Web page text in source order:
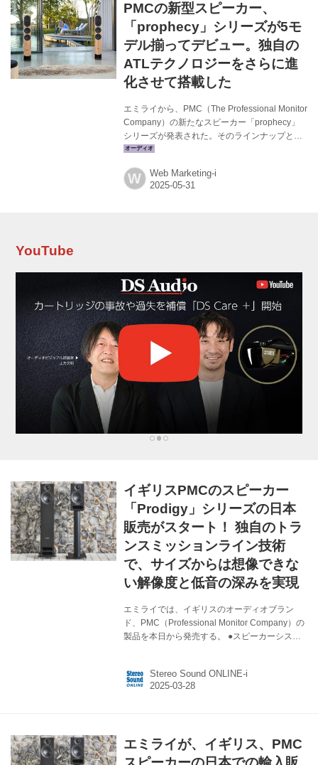
ア）税込 音楽の重要な音域を同軸構造の中高域
用リボンユニットがカバーすることで音色の統
一感と安定した音像定位を獲得し、ピエガ...
PMCの新型スピーカー、
「prophecy」シリーズが5モ
デル揃ってデビュー。独自の
ATLテクノロジーをさらに進
化させて搭載した
エミライから、PMC（The Professional Monitor
Company）の新たなスピーカー「prophecy」
シリーズが発表された。そのラインナップと価
格は以下の通り。 ●ブックシェルフスピーカ
（ペア、税込） ●トールボーイスピーカー：
prophecy 5 市場予想価格￥1,045,000前後（ペ
W Web Marketing-i
YouTube
イギリスPMCのスピーカー
「Prodigy」シリーズの日本
販売がスタート！ 独自のトラ
ンスミッションライン技術
で、サイズからは想像できな
い解像度と低音の深みを実現
エミライでは、イギリスのオーディオブラン
ド、PMC（Professional Monitor Company）の
製品を本日から発売する。 ●スピーカーシステ
後、ペア） Prodigyシリーズは同社の設計思想
に基づいて設計されており、アーティストのデ
奏の音質を重視し、そのままユーザーの耳に届
けてくれる。 今回登場するのはブックシェルフ
Stereo Sound ONLINE-i
エミライが、イギリス、PMC